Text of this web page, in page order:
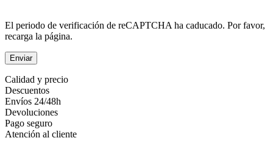
El periodo de verificación de reCAPTCHA ha caducado. Por favor,
recarga la página.
Calidad y precio
Descuentos
Envíos 24/48h
Devoluciones
Pago seguro
Atención al cliente